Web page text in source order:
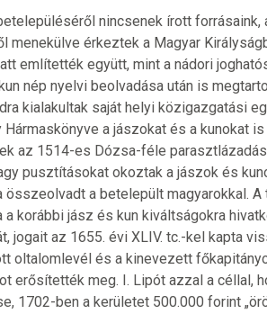
nincsenek írott forrásaink,
menekülve érkeztek a Magyar
említették együtt, mint a nádori
nép nyelvi beolvadása után is
kialakultak saját helyi közigazgatási
Hármaskönyve a jászokat és a kunokat
az 1514-es Dózsa-féle
pusztításokat okoztak a jászok és
összeolvadt a betelepült magyarokkal.
a korábbi jász és kun kiváltságokra
jogait az 1655. évi XLIV. tc.-kel kapta
oltalomlevél és a kinevezett
erősítették meg. I. Lipót azzal a céllal,
1702-ben a kerületet 500.000 forint